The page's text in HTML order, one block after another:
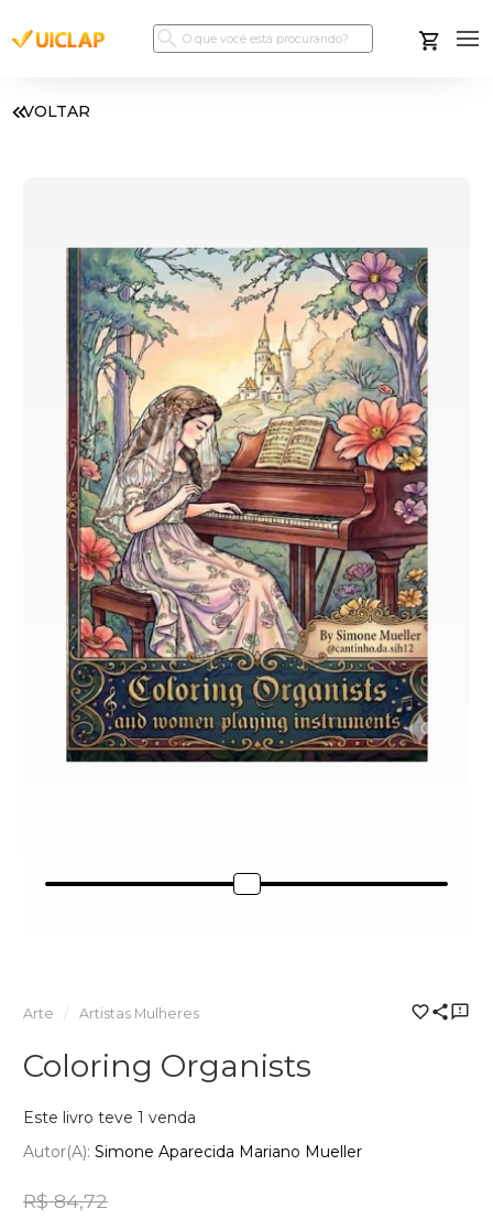
VOLTAR
Arte Artistas Mulheres
Coloring Organists
Este livro teve 1 venda
Autor(a): Simone Aparecida Mariano Mueller
R$ 84,72